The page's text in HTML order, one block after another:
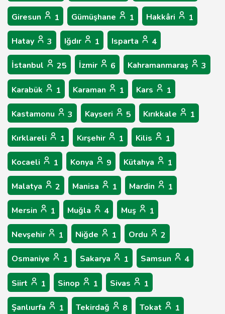
Giresun 1 Gümüşhane 1 Hakkâri 1
Hatay 3 Iğdır 1 Isparta 4
İstanbul 25 İzmir 6 Kahramanmaraş 3
Karabük 1 Karaman 1 Kars 1
Kastamonu 3 Kayseri 5 Kırıkkale 1
Kırklareli 1 Kırşehir 1 Kilis 1
Kocaeli 1 Konya 9 Kütahya 1
Malatya 2 Manisa 1 Mardin 1
Mersin 1 Muğla 4 Muş 1
Nevşehir 1 Niğde 1 Ordu 2
Osmaniye 1 Sakarya 1 Samsun 4
Siirt 1 Sinop 1 Sivas 1
Şanlıurfa 1 Tekirdağ 8 Tokat 1